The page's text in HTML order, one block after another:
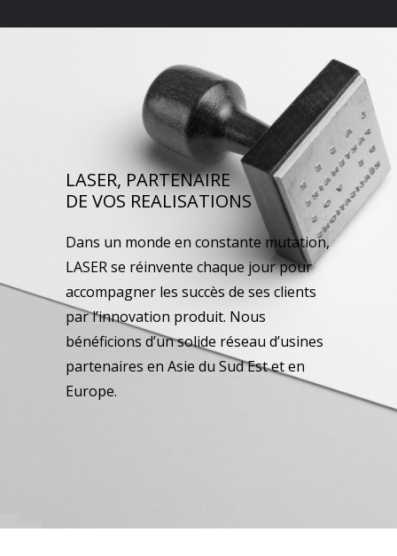
LASER, PARTENAIRE
DE VOS REALISATIONS
Dans un monde en constante mutation,
LASER se réinvente chaque jour pour
accompagner les succès de ses clients
par l’innovation produit. Nous
bénéficions d’un solide réseau d’usines
partenaires en Asie du Sud Est et en
Europe.